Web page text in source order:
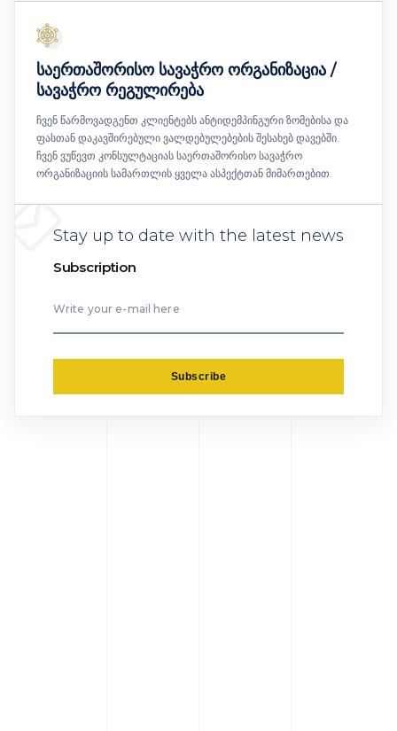
საერთაშორისო სავაჭრო ორგანიზაცია /
სავაჭრო რეგულირება
ჩვენ წარმოვადგენთ კლიენტებს ანტიდემპინგური ზომებისა და
ფასთან დაკავშირებული ვალდებულებების შესახებ დავებში.
ჩვენ ვუწევთ კონსულტაციას საერთაშორისო სავაჭრო
ორგანიზაციის სამართლის ყველა ასპექტთან მიმართებით.
Stay up to date with the latest news
Subscription
Write your e-mail here
Subscribe